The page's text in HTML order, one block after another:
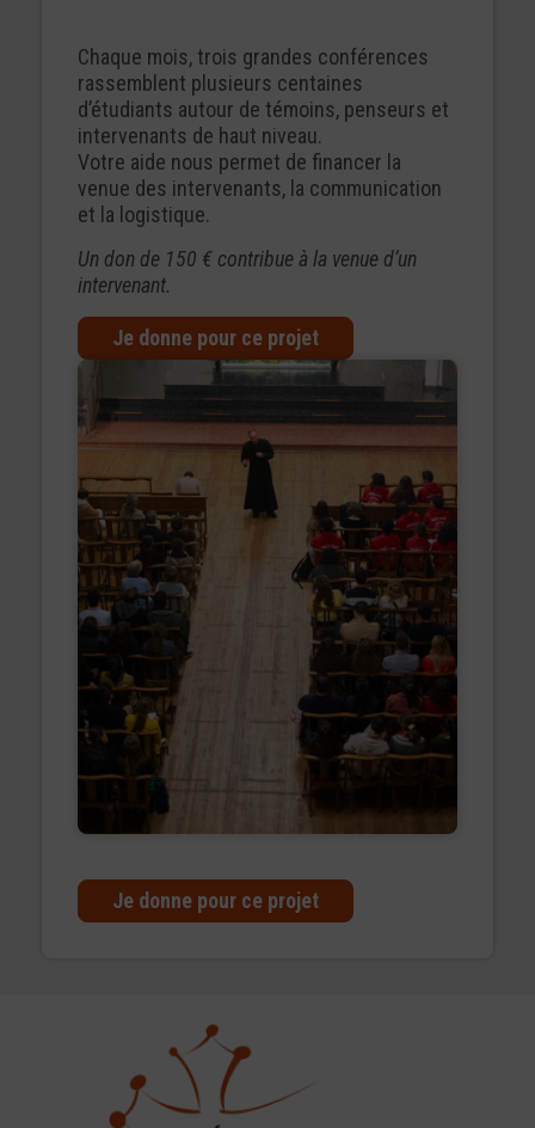
Chaque mois, trois grandes conférences
rassemblent plusieurs centaines
d’étudiants autour de témoins, penseurs et
intervenants de haut niveau.
​Votre aide nous permet de financer la
venue des intervenants, la communication
et la logistique.
Un don de 150 € contribue à la venue d’un
intervenant.
Je donne pour ce projet
Je donne pour ce projet